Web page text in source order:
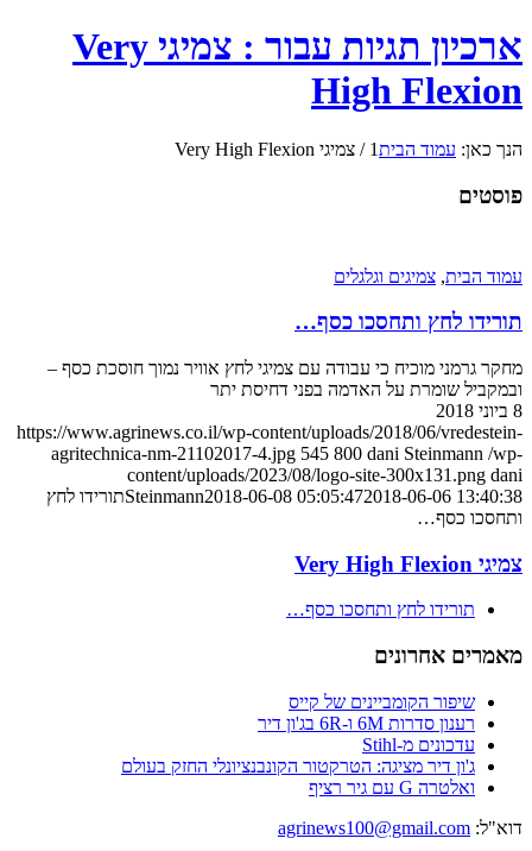
ארכיון תגיות עבור : צמיגי Very
High Flexion
הנך כאן: עמוד הבית1
/ צמיגי Very High Flexion
פוסטים
עמוד הבית, צמיגים וגלגלים
תורידו לחץ ותחסכו כסף…
מחקר גרמני מוכיח כי עבודה עם צמיגי לחץ אוויר נמוך חוסכת כסף –
ובמקביל שומרת על האדמה בפני דחיסת יתר
8 ביוני 2018
https://www.agrinews.co.il/wp-content/uploads/2018/06/vredestein-
agritechnica-nm-21102017-4.jpg 545 800 dani Steinmann /wp-
content/uploads/2023/08/logo-site-300x131.png dani
Steinmann2018-06-08 05:05:472018-06-06 13:40:38
תורידו לחץ
ותחסכו כסף…
צמיגי Very High Flexion
תורידו לחץ ותחסכו כסף…
מאמרים אחרונים
שיפור הקומביינים של קייס
רענון סדרות 6M ו-6R בג'ון דיר
עדכונים מ-Stihl
ג'ון דיר מציגה: הטרקטור הקונבנציונלי החזק בעולם
ואלטרה G עם גיר רציף
דוא"ל: agrinews100@gmail.com